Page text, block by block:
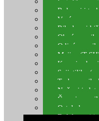
Ruksaci i
Vreće za
Ribolovni
Obuća za
Odjeća za
Majice (T-
Kape i
Svijetiljke
Torbe za
Noževi i alat
Čamci za
Ostala kamp
Dalekozori i